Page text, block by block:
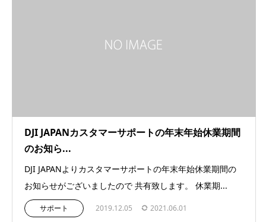
DJI JAPANカスタマーサポートの年末年始休業期間
のお知ら...
DJI JAPANよりカスタマーサポートの年末年始休業期間の
お知らせがございましたので 共有致します。 休業期...
サポート 2019.12.05 2021.06.01